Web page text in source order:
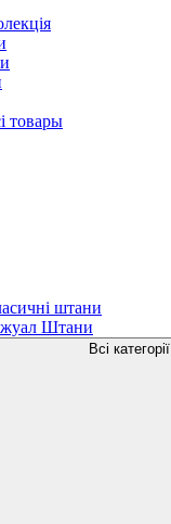
товары
штани
Штани
Всі категорії